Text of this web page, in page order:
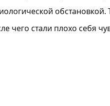
чего стали плохо себя